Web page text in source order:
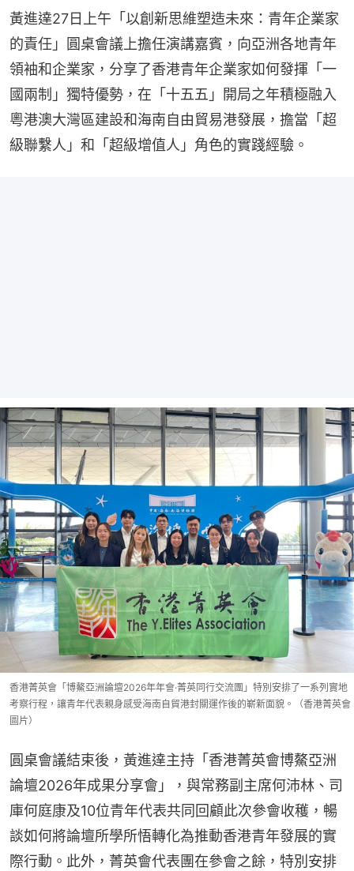
黃進達27日上午「以創新思維塑造未來：青年企業家
的責任」圓桌會議上擔任演講嘉賓，向亞洲各地青年
領袖和企業家，分享了香港青年企業家如何發揮「一
國兩制」獨特優勢，在「十五五」開局之年積極融入
粵港澳大灣區建設和海南自由貿易港發展，擔當「超
級聯繫人」和「超級增值人」角色的實踐經驗。
香港菁英會「博鰲亞洲論壇2026年年會·菁英同行交流團」特別安排了一系列實地
考察行程，讓青年代表親身感受海南自貿港封關運作後的嶄新面貌。（香港菁英會
圖片）
圓桌會議結束後，黃進達主持「香港菁英會博鰲亞洲
論壇2026年成果分享會」，與常務副主席何沛林、司
庫何庭康及10位青年代表共同回顧此次參會收穫，暢
談如何將論壇所學所悟轉化為推動香港青年發展的實
際行動。此外，菁英會代表團在參會之餘，特別安排